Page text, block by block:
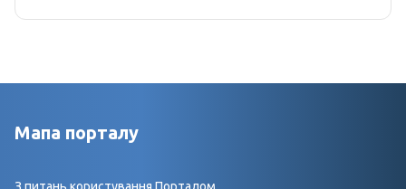
Мапа порталу